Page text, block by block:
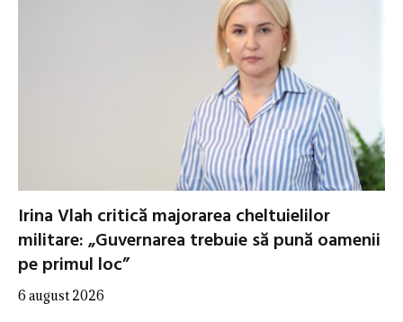
Irina Vlah critică majorarea cheltuielilor
militare: „Guvernarea trebuie să pună oamenii
pe primul loc”
6 august 2026